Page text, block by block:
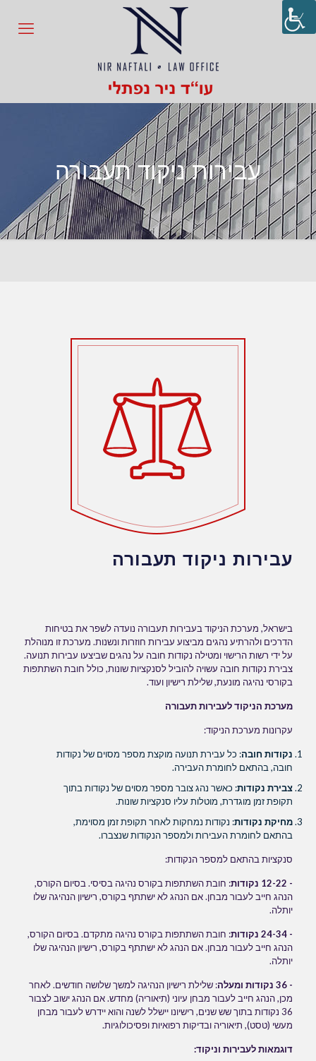
עבירות ניקוד תעבורה
עבירות ניקוד תעבורה
בישראל, מערכת הניקוד בעבירות תעבורה נועדה לשפר את בטיחות
הדרכים ולהרתיע נהגים מביצוע עבירות חוזרות ונשנות. מערכת זו מנוהלת
על ידי רשות הרישוי ומטילה נקודות חובה על נהגים שביצעו עבירות תנועה.
צבירת נקודות חובה עשויה להוביל לסנקציות שונות, כולל חובת השתתפות
בקורסי נהיגה מונעת, שלילת רישיון ועוד.
מערכת הניקוד לעבירות תעבורה
עקרונות מערכת הניקוד:
נקודות חובה: כל עבירת תנועה מוקצת מספר מסוים של נקודות
חובה, בהתאם לחומרת העבירה.
צבירת נקודות: כאשר נהג צובר מספר מסוים של נקודות בתוך
תקופת זמן מוגדרת, מוטלות עליו סנקציות שונות.
מחיקת נקודות: נקודות נמחקות לאחר תקופת זמן מסוימת,
בהתאם לחומרת העבירות ולמספר הנקודות שנצברו.
סנקציות בהתאם למספר הנקודות:
- 12-22 נקודות
: חובת השתתפות בקורס נהיגה בסיסי. בסיום הקורס,
הנהג חייב לעבור מבחן. אם הנהג לא ישתתף בקורס, רישיון הנהיגה שלו
יותלה.
- 24-34 נקודות
: חובת השתתפות בקורס נהיגה מתקדם. בסיום הקורס,
הנהג חייב לעבור מבחן. אם הנהג לא ישתתף בקורס, רישיון הנהיגה שלו
יותלה.
- 36 נקודות ומעלה
: שלילת רישיון הנהיגה למשך שלושה חודשים. לאחר
מכן, הנהג חייב לעבור מבחן עיוני (תיאוריה) מחדש. אם הנהג ישוב לצבור
36 נקודות בתוך שש שנים, רישיונו יישלל לשנה והוא יידרש לעבור מבחן
מעשי (טסט), תיאוריה ובדיקות רפואיות ופסיכולוגיות.
דוגמאות לעבירות וניקוד: